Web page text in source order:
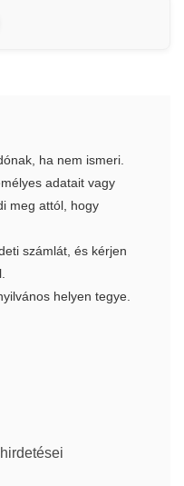
ha nem ismeri.
adatait vagy
meg attól, hogy
számlát, és kérjen
helyen tegye.